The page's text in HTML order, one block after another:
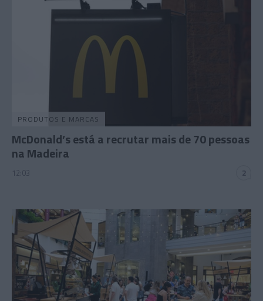
PRODUTOS E MARCAS
McDonald’s está a recrutar mais de 70 pessoas
na Madeira
12:03 2